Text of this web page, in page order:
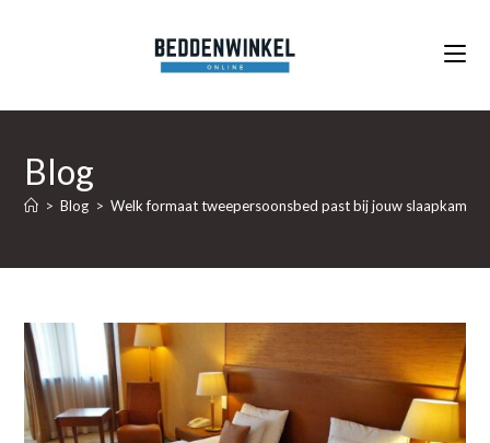
Blog
> Blog > Welk formaat tweepersoonsbed past bij jouw slaapkamer?